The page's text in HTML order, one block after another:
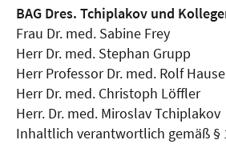
BAG Dres. Tchiplakov und
Frau Dr. med. Sabine Frey
Herr Dr. med. Stephan Grupp
Herr Professor Dr. med. Rolf
Herr Dr. med. Christoph Löffler
Herr. Dr. med. Miroslav Tchiplakov
Inhaltlich verantwortlich gemäß §